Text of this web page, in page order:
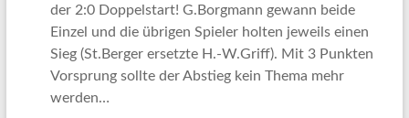
der 2:0 Doppelstart! G.Borgmann gewann beide
Einzel und die übrigen Spieler holten jeweils einen
Sieg (St.Berger ersetzte H.-W.Griff). Mit 3 Punkten
Vorsprung sollte der Abstieg kein Thema mehr
werden…